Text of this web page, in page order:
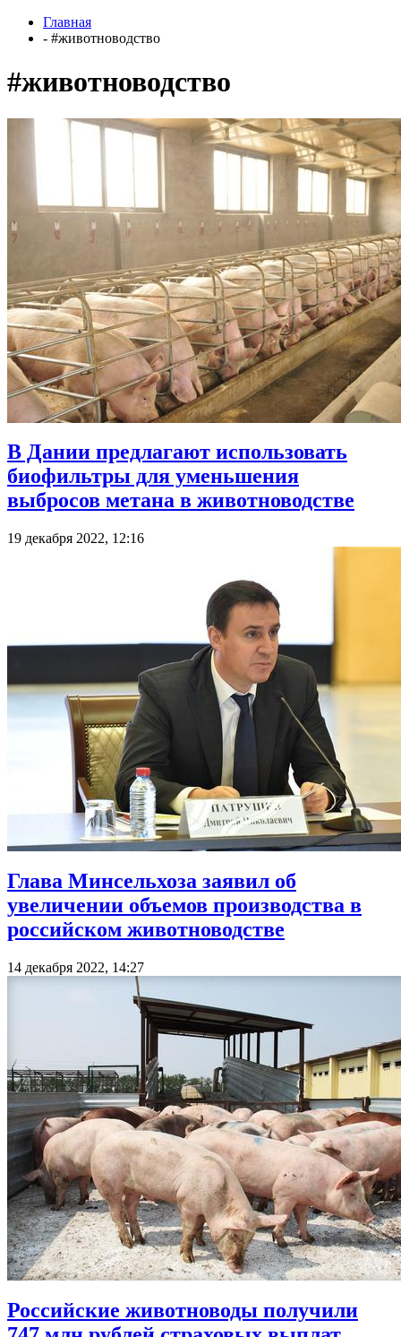
Главная
- #животноводство
#животноводство
В Дании предлагают использовать
биофильтры для уменьшения
выбросов метана в животноводстве
19 декабря 2022, 12:16
Глава Минсельхоза заявил об
увеличении объемов производства в
российском животноводстве
14 декабря 2022, 14:27
Российские животноводы получили